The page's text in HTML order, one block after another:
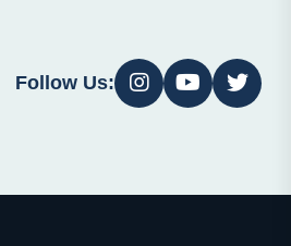
Follow Us: